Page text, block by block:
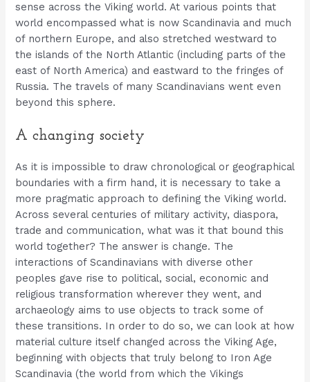
sense across the Viking world. At various points that
world encompassed what is now Scandinavia and much
of northern Europe, and also stretched westward to
the islands of the North Atlantic (including parts of the
east of North America) and eastward to the fringes of
Russia. The travels of many Scandinavians went even
beyond this sphere.
A changing society
As it is impossible to draw chronological or geographical
boundaries with a firm hand, it is necessary to take a
more pragmatic approach to defining the Viking world.
Across several centuries of military activity, diaspora,
trade and communication, what was it that bound this
world together? The answer is change. The
interactions of Scandinavians with diverse other
peoples gave rise to political, social, economic and
religious transformation wherever they went, and
archaeology aims to use objects to track some of
these transitions. In order to do so, we can look at how
material culture itself changed across the Viking Age,
beginning with objects that truly belong to Iron Age
Scandinavia (the world from which the Vikings